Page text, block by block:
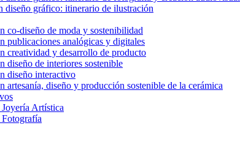
diseño gráfico: itinerario de ilustración
co-diseño de moda y sostenibilidad
publicaciones analógicas y digitales
creatividad y desarrollo de producto
diseño de interiores sostenible
diseño interactivo
artesanía, diseño y producción sostenible de la cerámica
Artística